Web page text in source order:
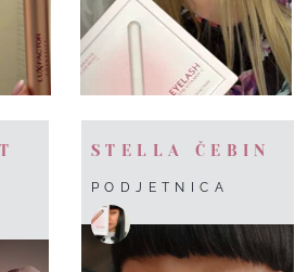
STELLA ČEBIN
PODJETNICA